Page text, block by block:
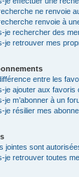
ne renvoie
renvoie à
je rechercher des
je retrouver mes
entre les
je ajouter aux favoris
je m’abonner à un
je résilier mes
jointes sont
je retrouver toutes